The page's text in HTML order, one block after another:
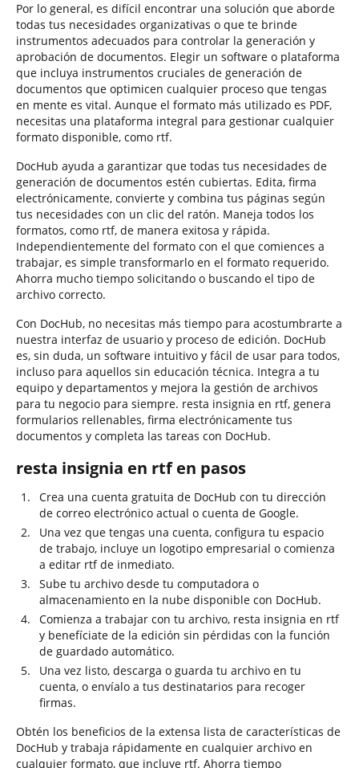
Por lo general, es difícil encontrar una solución que aborde
todas tus necesidades organizativas o que te brinde
instrumentos adecuados para controlar la generación y
aprobación de documentos. Elegir un software o plataforma
que incluya instrumentos cruciales de generación de
documentos que optimicen cualquier proceso que tengas
en mente es vital. Aunque el formato más utilizado es PDF,
necesitas una plataforma integral para gestionar cualquier
formato disponible, como rtf.
DocHub ayuda a garantizar que todas tus necesidades de
generación de documentos estén cubiertas. Edita, firma
electrónicamente, convierte y combina tus páginas según
tus necesidades con un clic del ratón. Maneja todos los
formatos, como rtf, de manera exitosa y rápida.
Independientemente del formato con el que comiences a
trabajar, es simple transformarlo en el formato requerido.
Ahorra mucho tiempo solicitando o buscando el tipo de
archivo correcto.
Con DocHub, no necesitas más tiempo para acostumbrarte a
nuestra interfaz de usuario y proceso de edición. DocHub
es, sin duda, un software intuitivo y fácil de usar para todos,
incluso para aquellos sin educación técnica. Integra a tu
equipo y departamentos y mejora la gestión de archivos
para tu negocio para siempre. resta insignia en rtf, genera
formularios rellenables, firma electrónicamente tus
documentos y completa las tareas con DocHub.
resta insignia en rtf en pasos
Crea una cuenta gratuita de DocHub con tu dirección
de correo electrónico actual o cuenta de Google.
Una vez que tengas una cuenta, configura tu espacio
de trabajo, incluye un logotipo empresarial o comienza
a editar rtf de inmediato.
Sube tu archivo desde tu computadora o
almacenamiento en la nube disponible con DocHub.
Comienza a trabajar con tu archivo, resta insignia en rtf
y benefíciate de la edición sin pérdidas con la función
de guardado automático.
Una vez listo, descarga o guarda tu archivo en tu
cuenta, o envíalo a tus destinatarios para recoger
firmas.
Obtén los beneficios de la extensa lista de características de
DocHub y trabaja rápidamente en cualquier archivo en
cualquier formato, que incluye rtf. Ahorra tiempo